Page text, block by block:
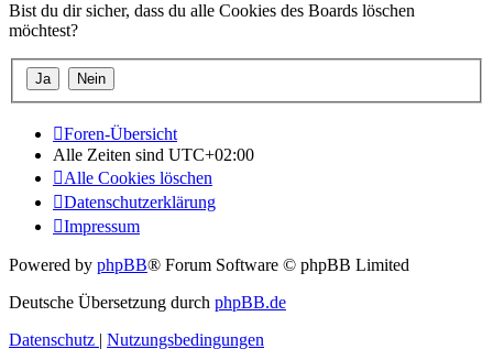
Bist du dir sicher, dass du alle Cookies des Boards löschen
möchtest?
Foren-Übersicht
Alle Zeiten sind UTC+02:00
Alle Cookies löschen
Datenschutzerklärung
Impressum
Powered by phpBB® Forum Software © phpBB Limited
Deutsche Übersetzung durch phpBB.de
Datenschutz | Nutzungsbedingungen